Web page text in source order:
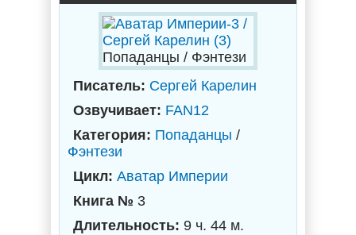
Попаданцы / Фэнтези
Писатель: Сергей Карелин
Озвучивает: FAN12
Категория: Попаданцы /
Фэнтези
Цикл: Аватар Империи
Книга № 3
Длительность: 9 ч. 44 м.